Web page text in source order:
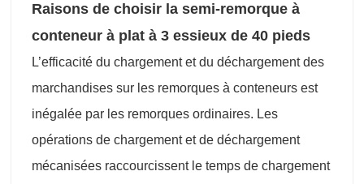
Raisons de choisir la semi-remorque à
conteneur à plat à 3 essieux de 40 pieds
L’efficacité du chargement et du déchargement des
marchandises sur les remorques à conteneurs est
inégalée par les remorques ordinaires. Les
opérations de chargement et de déchargement
mécanisées raccourcissent le temps de chargement